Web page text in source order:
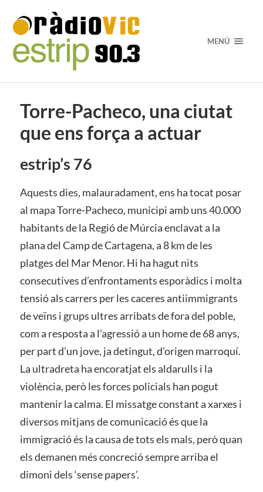
MENÚ
Torre-Pacheco, una ciutat
que ens força a actuar
estrip’s 76
Aquests dies, malauradament, ens ha tocat posar
al mapa Torre-Pacheco, municipi amb uns 40.000
habitants de la Regió de Múrcia enclavat a la
plana del Camp de Cartagena, a 8 km de les
platges del Mar Menor. Hi ha hagut nits
consecutives d’enfrontaments esporàdics i molta
tensió als carrers per les caceres antiimmigrants
de veïns i grups ultres arribats de fora del poble,
com a resposta a l’agressió a un home de 68 anys,
per part d’un jove, ja detingut, d’origen marroquí.
La ultradreta ha encoratjat els aldarulls i la
violència, però les forces policials han pogut
mantenir la calma. El missatge constant a xarxes i
diversos mitjans de comunicació és que la
immigració és la causa de tots els mals, però quan
els demanen més concreció sempre arriba el
dimoni dels ‘sense papers’.